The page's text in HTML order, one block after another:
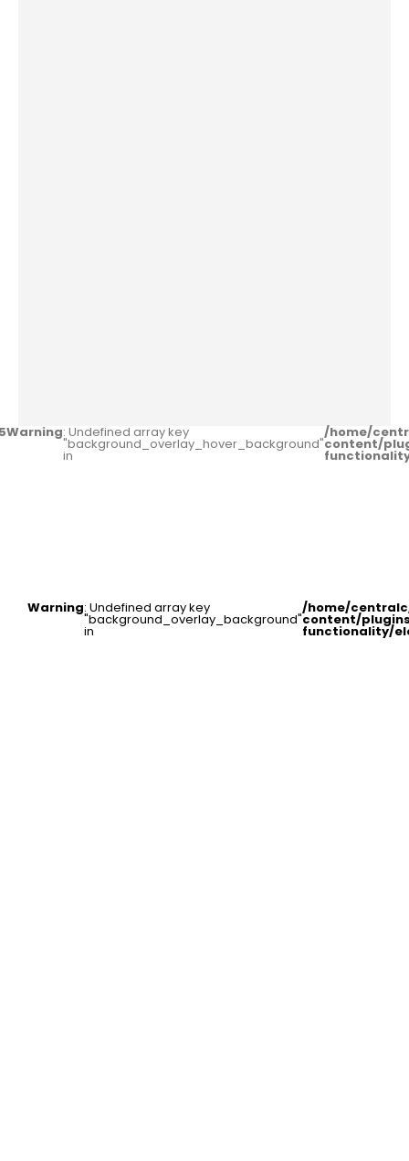
Warning: Undefined array key
"background_overlay_hover_background"
in
/home/
content/
Warning: Undefined array key
"background_overlay_background"
in
/home/
content/
functionality/